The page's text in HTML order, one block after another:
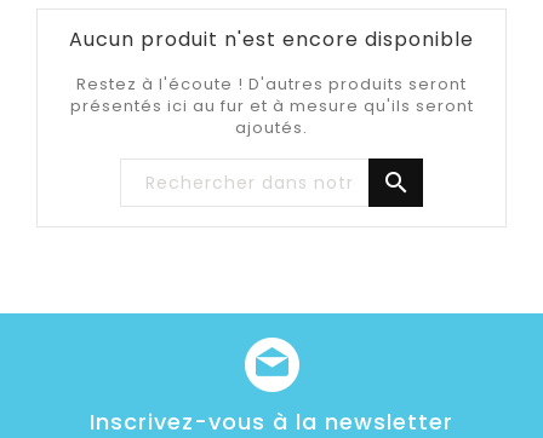
Aucun produit n'est encore disponible
Restez à l'écoute ! D'autres produits seront
présentés ici au fur et à mesure qu'ils seront
ajoutés.

Inscrivez-vous à la newsletter